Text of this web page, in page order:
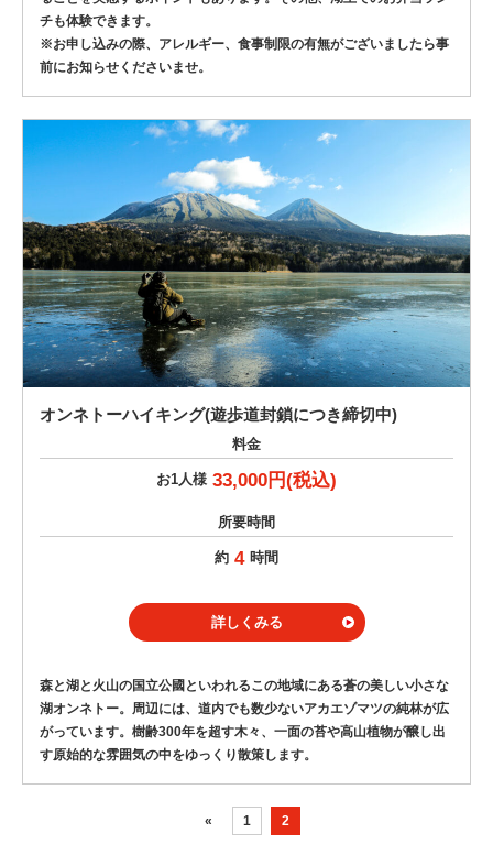
チも体験できます。
※お申し込みの際、アレルギー、食事制限の有無がございましたら事
前にお知らせくださいませ。
オンネトーハイキング(遊歩道封鎖につき締切中)
料金
お1人様 33,000円(税込)
所要時間
約 4 時間
詳しくみる
森と湖と火山の国立公國といわれるこの地域にある蒼の美しい小さな
湖オンネトー。周辺には、道内でも数少ないアカエゾマツの純林が広
がっています。樹齢300年を超す木々、一面の苔や高山植物が醸し出
す原始的な雰囲気の中をゆっくり散策します。
« 1 2